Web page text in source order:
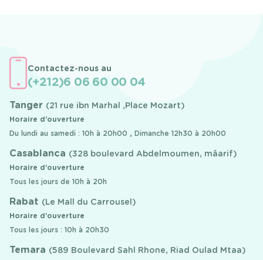
Contactez-nous au
(+212)6 06 60 00 04
Tanger (21 rue ibn Marhal ,Place Mozart)
Horaire d’ouverture
Du lundi au samedi : 10h à 20h00 , Dimanche 12h30 à 20h00
Casablanca (328 boulevard Abdelmoumen, mâarif)
Horaire d’ouverture
Tous les jours de 10h à 20h
Rabat (Le Mall du Carrousel)
Horaire d’ouverture
Tous les jours : 10h à 20h30
Temara (589 Boulevard Sahl Rhone, Riad Oulad Mtaa)